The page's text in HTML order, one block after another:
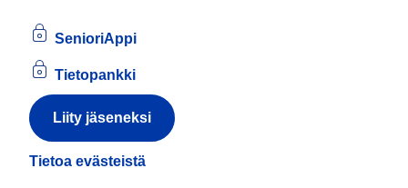
SenioriAppi
Tietopankki
Liity jäseneksi
Tietoa evästeistä